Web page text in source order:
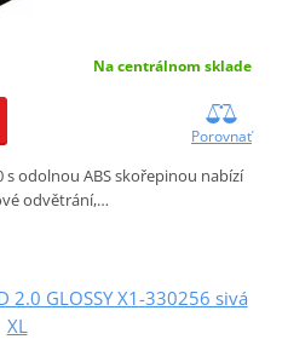
Na centrálnom sklade
Porovnať
s odolnou ABS skořepinou nabízí
odvětrání,…
2.0 GLOSSY X1-330256 sivá
XL